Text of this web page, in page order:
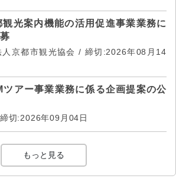
光案内機能の活用促進事業業務に
人京都市観光協会 / 締切:2026年08月14
ツアー事業業務に係る企画提案の公
切:2026年09月04日
もっと見る